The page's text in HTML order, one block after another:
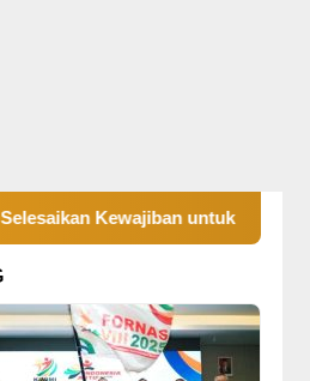
Kewajiban untuk Kegiatan Operasi